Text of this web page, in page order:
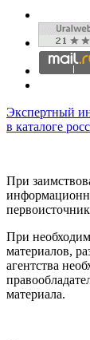
Экспертный
в каталоге
При
При
материалов,
агентства
материала.